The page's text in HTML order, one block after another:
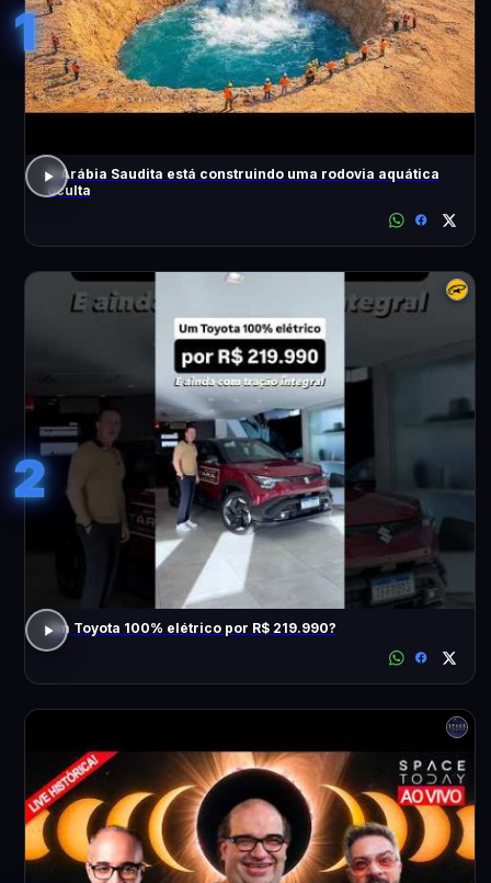
1
A Arábia Saudita está construindo uma rodovia aquática
oculta
2
Um Toyota 100% elétrico por R$ 219.990?